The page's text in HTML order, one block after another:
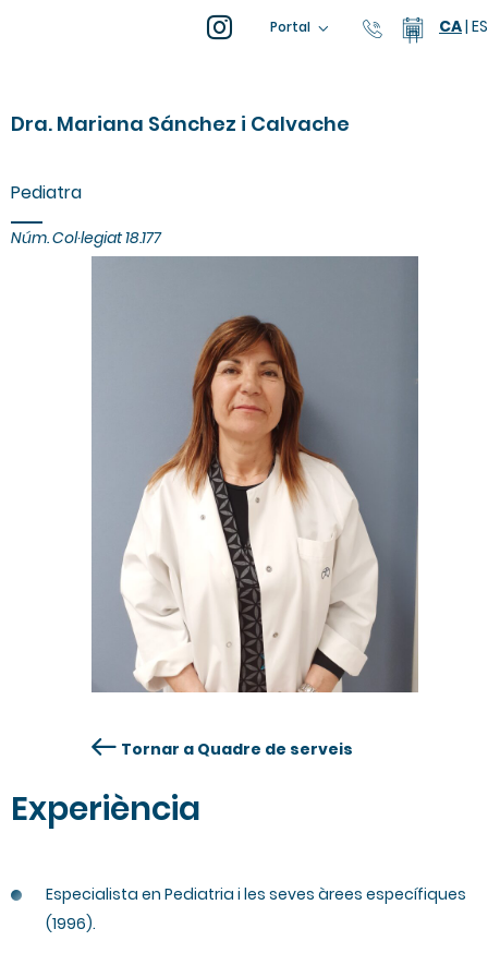
Portal 93 805 04
CA| ES
Dra. Mariana Sánchez i Calvache
Pediatra
Núm. Col·legiat18.177
Experiència
Especialista en Pediatria i les seves àrees específiques
(1996).
Tornar a Quadre de serveis